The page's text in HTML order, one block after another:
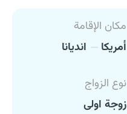
مكان الإقامة
أمريكا
انديانا
نوع الزواج
زوجة اولى